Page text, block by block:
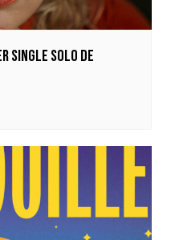
single solo de